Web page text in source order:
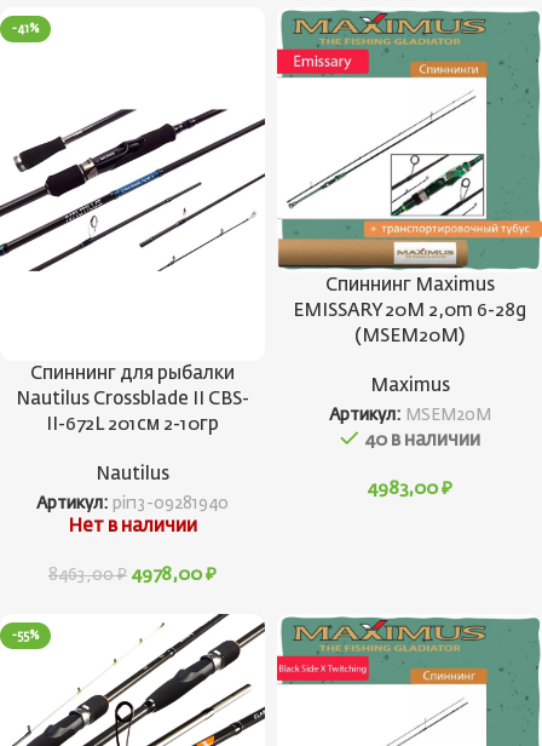
-41%
Спиннинг для рыбалки
Nautilus Crossblade II CBS-
II-672L 201см 2-10гр
Nautilus
Артикул: pir13-09281940
Нет в наличии
8463,00₽ 4978,00 ₽
Спиннинг Maximus
EMISSARY 20M 2,0m 6-28g
(MSEM20M)
Maximus
Артикул: MSEM20M
40 в наличии
4983,00 ₽
-55%